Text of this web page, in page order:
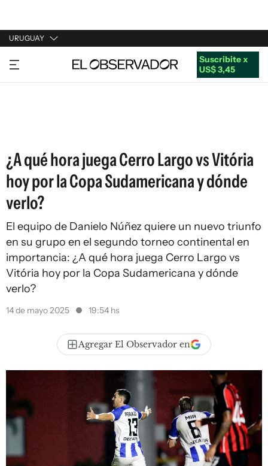
URUGUAY
URUGUAY
ARGENTINA
Suscribite x
US$ 3,45
¿A qué hora juega Cerro Largo vs Vitória
hoy por la Copa Sudamericana y dónde
verlo?
El equipo de Danielo Núñez quiere un nuevo triunfo
en su grupo en el segundo torneo continental en
importancia: ¿A qué hora juega Cerro Largo vs
Vitória hoy por la Copa Sudamericana y dónde
verlo?
14 de mayo 2025 19:54 hs
Agregar El Observador en